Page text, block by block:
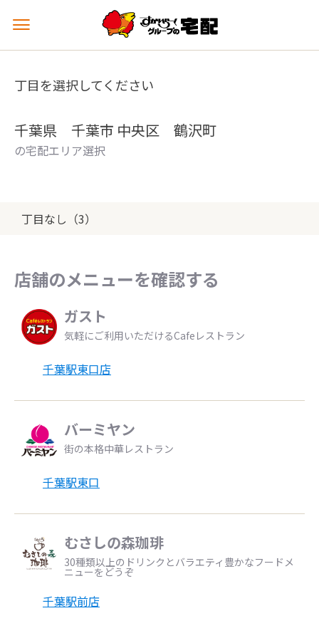
メ
ュ
を
丁目を選択してください
千葉県 千葉市 中央区 鶴沢町
の宅配エリア選択
丁目なし（3）
店舗のメニューを確認する
ガスト
気軽にご利用いただけるCafeレストラン
千葉駅東口店
バーミヤン
街の本格中華レストラン
千葉駅東口
むさしの森珈琲
30種類以上のドリンクとバラエティ豊かなフードメ
ニューをどうぞ
千葉駅前店